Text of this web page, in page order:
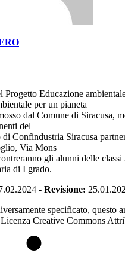
Progetto Educazione
per un pianeta
dal Comune di Siracusa,
del
Confindustria Siracusa
Via Mons
gli alunni delle
di I grado.
- Revisione:
specificato, questo
Creative Commons